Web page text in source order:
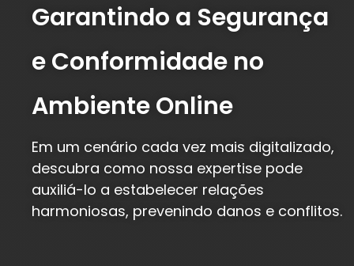
Garantindo a Segurança
e Conformidade no
Ambiente Online
Em um cenário cada vez mais digitalizado,
descubra como nossa expertise pode
auxiliá-lo a estabelecer relações
harmoniosas, prevenindo danos e conflitos.